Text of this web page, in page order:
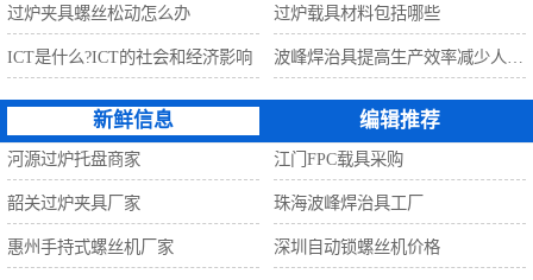
过炉夹具螺丝松动怎么办 过炉载具材料包括哪些
ICT是什么?ICT的社会和经济影响
新鲜信息 编辑推荐
河源过炉托盘商家 江门FPC载具采购
韶关过炉夹具厂家 珠海波峰焊治具工厂
惠州手持式螺丝机厂家 深圳自动锁螺丝机价格